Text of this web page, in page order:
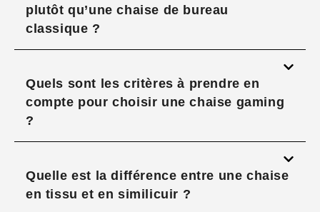
plutôt qu’une chaise de bureau
classique ?
Quels sont les critères à prendre en
compte pour choisir une chaise gaming
?
Quelle est la différence entre une chaise
en tissu et en similicuir ?